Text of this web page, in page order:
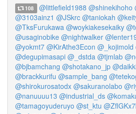
108 @littlefield1988 @shinekihoho
@3103ainz1 @JSkrc @taniokah
@TksFurukawa @woykiakesekaiky
@usaginobike @nightwalker
@yokmt7 @KirAthe3Econ @_kojimold
@degupimasapi @_dstda @tjmlab
@bjbamchang @shotakano_jp
@brackkurifu @sample_bang
@shirokurosatodx @sakuranolabo
@nanuuuu13 @industrial_ds
@tamagoyuderuyo @st_ktu